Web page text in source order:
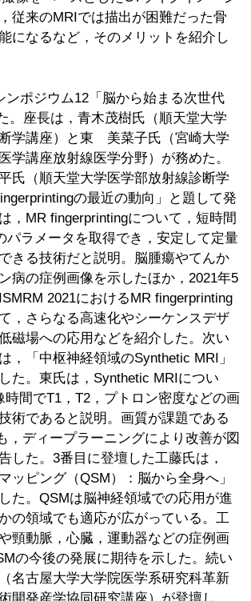
従来のMRIでは描出が困難だった骨
になるなど，そのメリットを紹介し
ンポジウム12「脳から始まる次世代
。座長は，青木茂樹氏（順天堂大学
学講座）と東 美菜子氏（宮崎大学
学講座放射線医学分野）が務めた。
氏（順天堂大学医学部放射線診断学
の最近の動向」と題して発
，MR fingerprintingについて，短時間
パラメータを取得でき，安定して定量
きる技術だと説明。脳腫瘍やてんか
病の症例画像を示したほか，2021年5
2021におけるMR fingerprinting
，さらなる高速化やシーケンスデザ
磁場への応用などを紹介した。次い
，「中枢神経領域のSynthetic MRI」
た。東氏は，Synthetic MRIについ
時間でT1，T2，プトロン密度などの画
術であると説明。画質が課題である
，ディープラーニングにより改善が図
した。3番目に登壇した工藤氏は，
ッピング（QSM）：脳から全身へ」
た。QSMは脳神経領域での応用が進
の領域でも適応が広がっている。工
頸動脈，心臓，運動器などの症例画
の今後の発展に期待を示した。続い
名古屋大学大学院医学系研究科革新
開発産学協同研究講座）が登壇し，